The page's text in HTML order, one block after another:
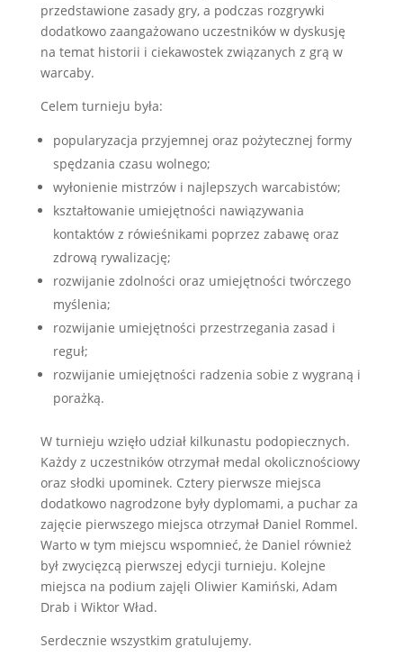
przedstawione zasady gry, a podczas rozgrywki
dodatkowo zaangażowano uczestników w dyskusję
na temat historii i ciekawostek związanych z grą w
warcaby.
Celem turnieju była:
popularyzacja przyjemnej oraz pożytecznej formy
spędzania czasu wolnego;
wyłonienie mistrzów i najlepszych warcabistów;
kształtowanie umiejętności nawiązywania
kontaktów z rówieśnikami poprzez zabawę oraz
zdrową rywalizację;
rozwijanie zdolności oraz umiejętności twórczego
myślenia;
rozwijanie umiejętności przestrzegania zasad i
reguł;
rozwijanie umiejętności radzenia sobie z wygraną i
porażką.
W turnieju wzięło udział kilkunastu podopiecznych.
Każdy z uczestników otrzymał medal okolicznościowy
oraz słodki upominek. Cztery pierwsze miejsca
dodatkowo nagrodzone były dyplomami, a puchar za
zajęcie pierwszego miejsca otrzymał Daniel Rommel.
Warto w tym miejscu wspomnieć, że Daniel również
był zwycięzcą pierwszej edycji turnieju. Kolejne
miejsca na podium zajęli Oliwier Kamiński, Adam
Drab i Wiktor Wład.
Serdecznie wszystkim gratulujemy.